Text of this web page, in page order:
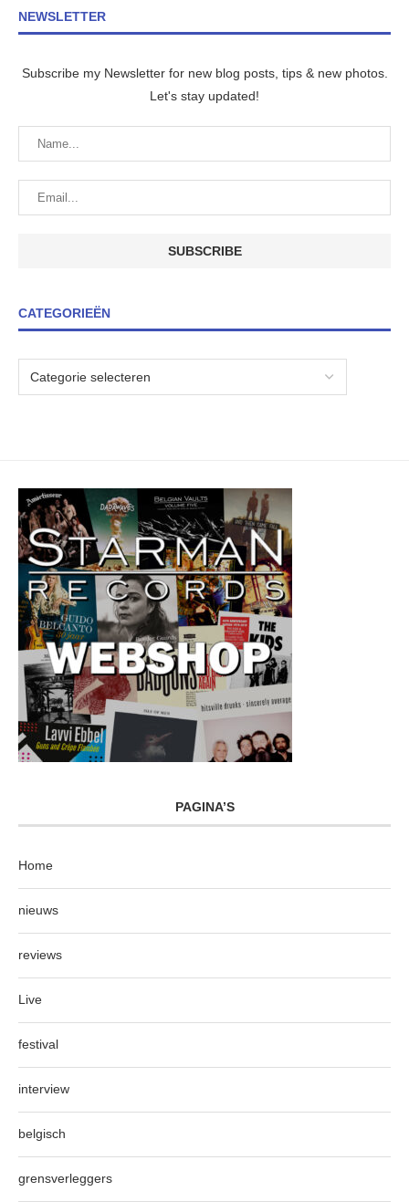
NEWSLETTER
Subscribe my Newsletter for new blog posts, tips & new photos.
Let's stay updated!
CATEGORIEËN
PAGINA’S
Home
nieuws
reviews
Live
festival
interview
belgisch
grensverleggers